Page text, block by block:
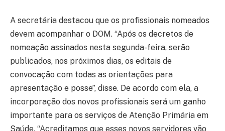
A secretária destacou que os profissionais nomeados
devem acompanhar o DOM. “Após os decretos de
nomeação assinados nesta segunda-feira, serão
publicados, nos próximos dias, os editais de
convocação com todas as orientações para
apresentação e posse”, disse. De acordo com ela, a
incorporação dos novos profissionais será um ganho
importante para os serviços de Atenção Primária em
Saúde. “Acreditamos que esses novos servidores vão